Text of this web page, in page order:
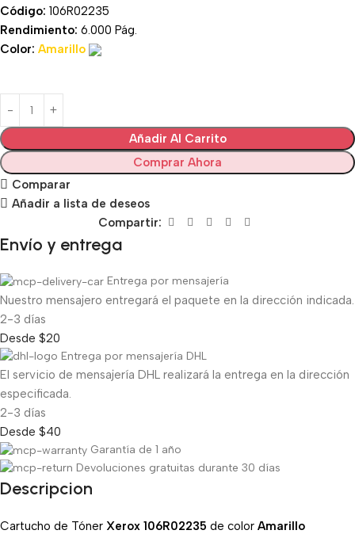
Código: 106R02235
Rendimiento: 6.000 Pág.
Color: Amarillo
Añadir Al Carrito
Comprar Ahora
Comparar
Añadir a lista de deseos
Compartir:
Envío y entrega
Entrega por mensajería
Nuestro mensajero entregará el paquete en la dirección indicada.
2-3 días
Desde $20
Entrega por mensajería DHL
El servicio de mensajería DHL realizará la entrega en la dirección
especificada.
2-3 días
Desde $40
Garantía de 1 año
Devoluciones gratuitas durante 30 días
Descripcion
Cartucho de Tóner Xerox 106R02235 de color Amarillo